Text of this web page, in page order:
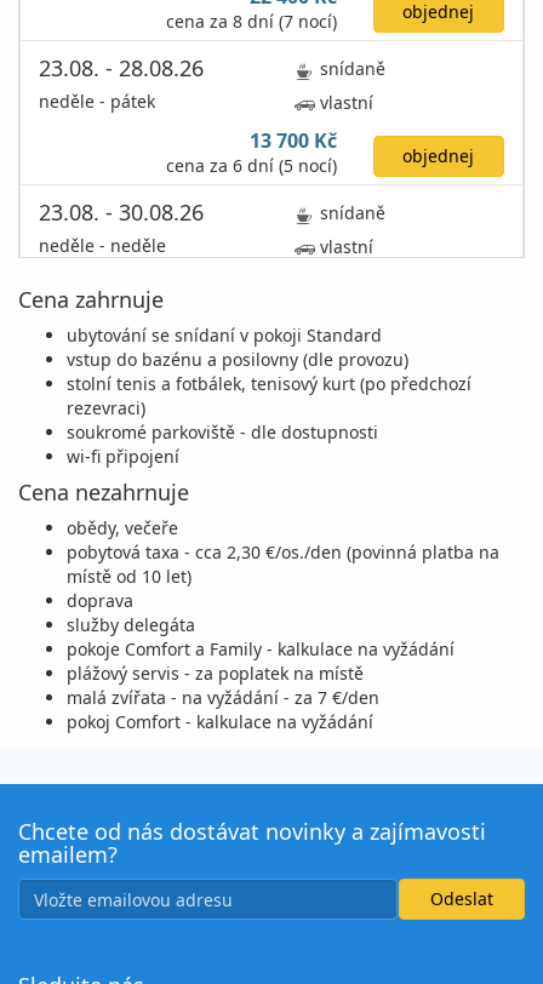
cena za 8 dní (7 nocí) objednej
23.08. - 28.08.26
neděle - pátek
snídaně
vlastní
13 700 Kč
cena za 6 dní (5 nocí) objednej
23.08. - 30.08.26
neděle - neděle
snídaně
vlastní
30.08. - 02.09.26
neděle - středa
snídaně
vlastní
6 200 Kč
cena za 4 dny (3 noci)
30.08. - 03.09.26
neděle - čtvrtek
30.08. - 04.09.26
neděle - pátek
snídaně
vlastní
10 400 Kč
30.08. - 06.09.26
neděle - neděle
snídaně
vlastní
cena za 8 dní (7 nocí) objednej
Cena zahrnuje
ubytování se snídaní v pokoji Standard
vstup do bazénu a posilovny (dle provozu)
stolní tenis a fotbálek, tenisový kurt (po předchozí
rezevraci)
soukromé parkoviště - dle dostupnosti
wi-fi připojení
Cena nezahrnuje
obědy, večeře
pobytová taxa - cca 2,30 €/os./den (povinná platba na
místě od 10 let)
doprava
služby delegáta
pokoje Comfort a Family - kalkulace na vyžádání
plážový servis - za poplatek na místě
malá zvířata - na vyžádání - za 7 €/den
pokoj Comfort - kalkulace na vyžádání
Chcete od nás dostávat novinky a zajímavosti
emailem?